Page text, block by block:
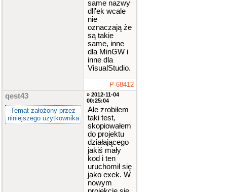
same nazwy
dll'ek wcale
nie
oznaczają że
są takie
same, inne
dla MinGW i
inne dla
VisualStudio.
P-68412
qest43
Temat założony przez
niniejszego użytkownika
» 2012-11-04
00:25:04
Ale zrobiłem
taki test,
skopiowałem
do projektu
działającego
jakiś mały
kod i ten
uruchomił się
jako exek. W
nowym